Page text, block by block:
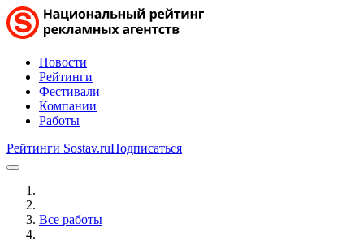
Новости
Рейтинги
Фестивали
Компании
Работы
Рейтинги Sostav.ruПодписаться
Все работы